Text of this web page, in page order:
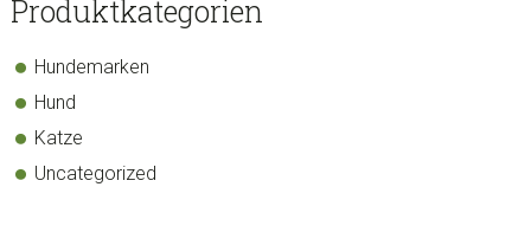
sidebar
Store
Produktkategorien
Hundemarken
Hund
Katze
Uncategorized